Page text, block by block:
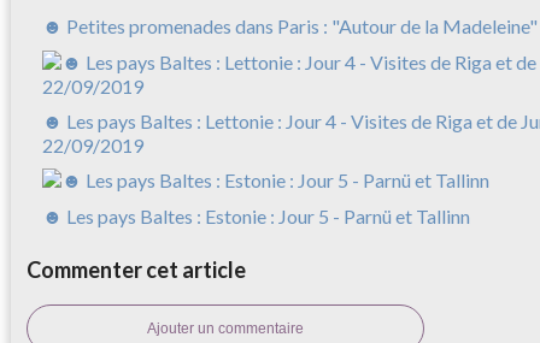
☻ Petites promenades dans Paris : "Autour de la
☻ Les pays Baltes : Lettonie : Jour 4 - Visites de Riga et de
22/09/2019
☻ Les pays Baltes : Estonie : Jour 5 - Parnü et Tallinn
Commenter cet article
Ajouter un commentaire